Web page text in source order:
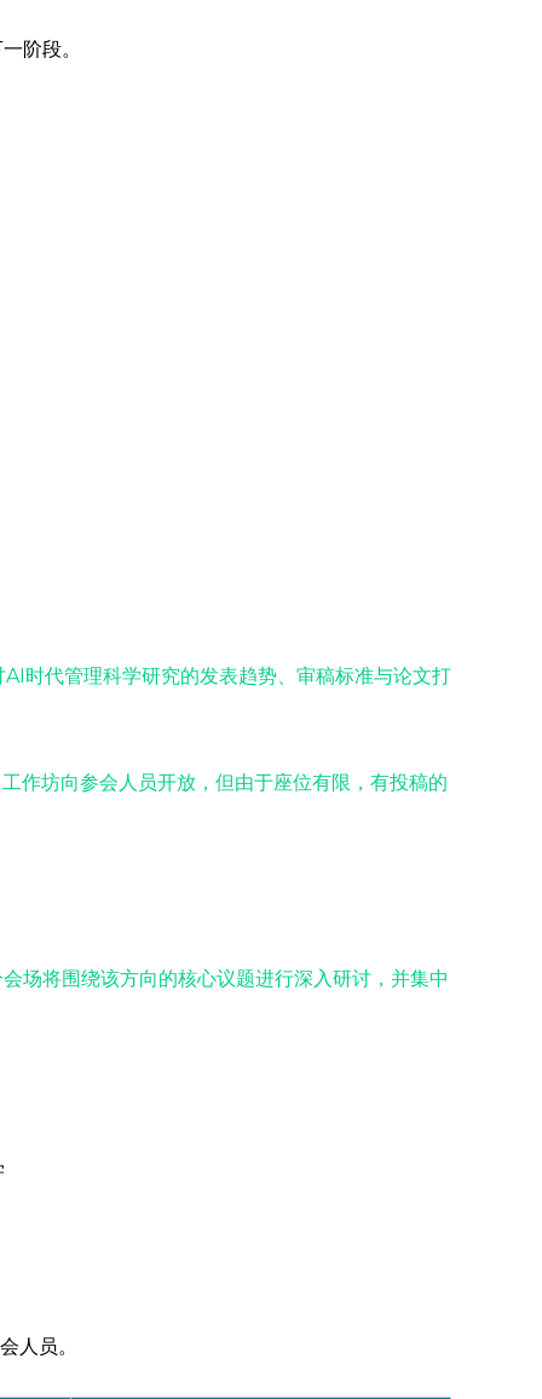
阶段。
时代管理科学研究的发表趋势、审稿标准与论文打
作坊向参会人员开放，但由于座位有限，有投稿的
场将围绕该方向的核心议题进行深入研讨，并集中
人员。